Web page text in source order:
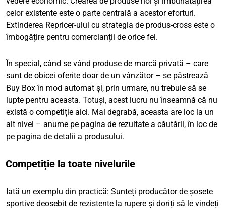
celor existente este o parte centrală a acestor eforturi.
Extinderea Repricer-ului cu strategia de produs-cross este o
îmbogățire pentru comercianții de orice fel.
În special, când se vând produse de marcă privată – care
sunt de obicei oferite doar de un vânzător – se păstrează
Buy Box în mod automat și, prin urmare, nu trebuie să se
lupte pentru aceasta. Totuși, acest lucru nu înseamnă că nu
există o competiție aici. Mai degrabă, aceasta are loc la un
alt nivel – anume pe pagina de rezultate a căutării, în loc de
pe pagina de detalii a produsului.
Competiție la toate nivelurile
Iată un exemplu din practică: Sunteți producător de șosete
sportive deosebit de rezistente la rupere și doriți să le vindeți